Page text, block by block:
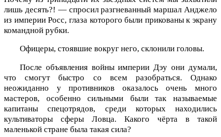
лишь десять?! — спросил разгневанный маршал Анджело
из империи Росс, глаза которого были прикованы к экрану
командной рубки.
Офицеры, стоявшие вокруг него, склонили головы.
После объявления войны империи Дэу они думали,
что смогут быстро со всем разобраться. Однако
неожиданно у противников оказалось очень много
мастеров, особенно сильными были так называемые
капитаны спецотрядов, среди которых находились
культиваторы сферы Ловца. Какого чёрта в такой
маленькой стране была такая сила?